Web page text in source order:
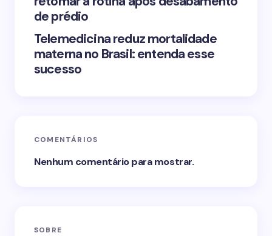
de prédio
Telemedicina reduz mortalidade
materna no Brasil: entenda esse
sucesso
COMENTÁRIOS
Nenhum comentário para mostrar.
SOBRE